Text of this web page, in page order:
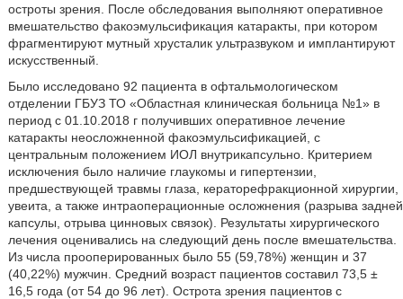
остроты зрения. После обследования выполняют оперативное
вмешательство факоэмульсификация катаракты, при котором
фрагментируют мутный хрусталик ультразвуком и имплантируют
искусственный.
Было исследовано 92 пациента в офтальмологическом
отделении ГБУЗ ТО «Областная клиническая больница №1» в
период с 01.10.2018 г получивших оперативное лечение
катаракты неосложненной факоэмульсификацией, с
центральным положением ИОЛ внутрикапсульно. Критерием
исключения было наличие глаукомы и гипертензии,
предшествующей травмы глаза, кераторефракционной хирургии,
увеита, а также интраоперационные осложнения (разрыва задней
капсулы, отрыва цинновых связок). Результаты хирургического
лечения оценивались на следующий день после вмешательства.
Из числа прооперированных было 55 (59,78%) женщин и 37
(40,22%) мужчин. Средний возраст пациентов составил 73,5 ±
16,5 года (от 54 до 96 лет). Острота зрения пациентов с